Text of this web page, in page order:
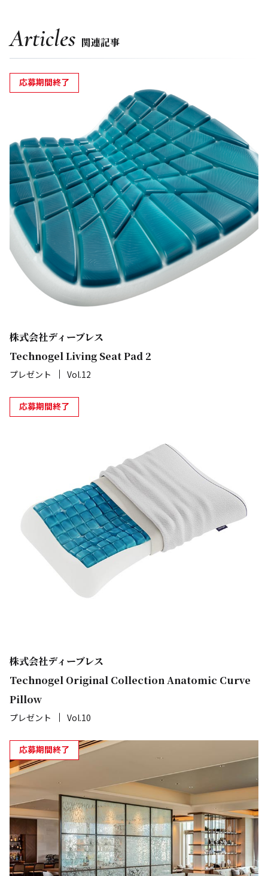
Articles 関連記事
応募期間終了
株式会社ディーブレス
Technogel Living Seat Pad 2
プレゼント Vol.12
応募期間終了
株式会社ディーブレス
Technogel Original Collection Anatomic Curve
Pillow
プレゼント Vol.10
応募期間終了